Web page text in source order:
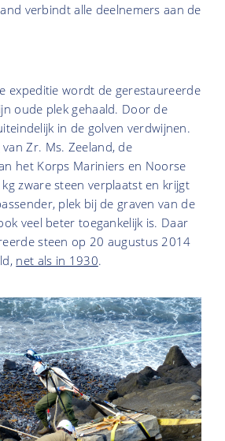
verbindt alle deelnemers aan de
expeditie wordt de gerestaureerde
oude plek gehaald. Door de
in de golven verdwijnen.
Zr. Ms. Zeeland, de
het Korps Mariniers en Noorse
zware steen verplaatst en krijgt
plek bij de graven van de
veel beter toegankelijk is. Daar
steen op 20 augustus 2014
net als in 1930.